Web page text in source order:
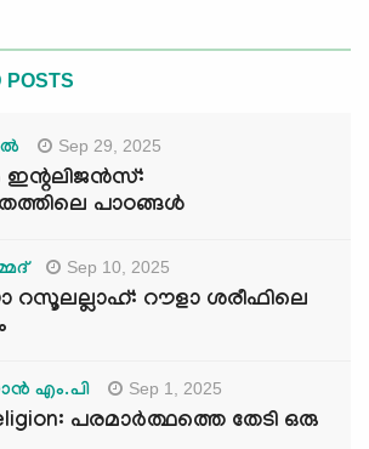
POSTS
Sep 29, 2025
പാഠങ്ങൾ
Sep 10, 2025
റസൂലല്ലാഹ്: റൗളാ ശരീഫിലെ
എം.പി Sep 1, 2025
പരമാർത്ഥത്തെ തേടി ഒരു